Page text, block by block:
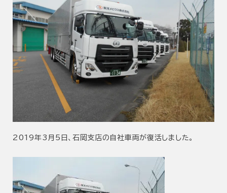
2019年3月5日、石岡支店の自社車両が復活しました。